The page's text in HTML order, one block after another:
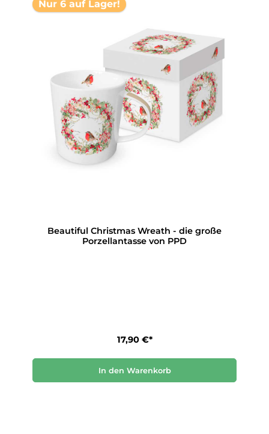
Nur 6 auf Lager!
Beautiful Christmas Wreath - die große
Porzellantasse von PPD
17,90 €*
In den Warenkorb